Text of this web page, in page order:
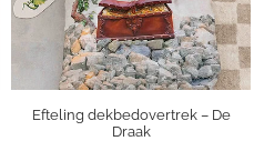
Efteling dekbedovertrek – De
Draak